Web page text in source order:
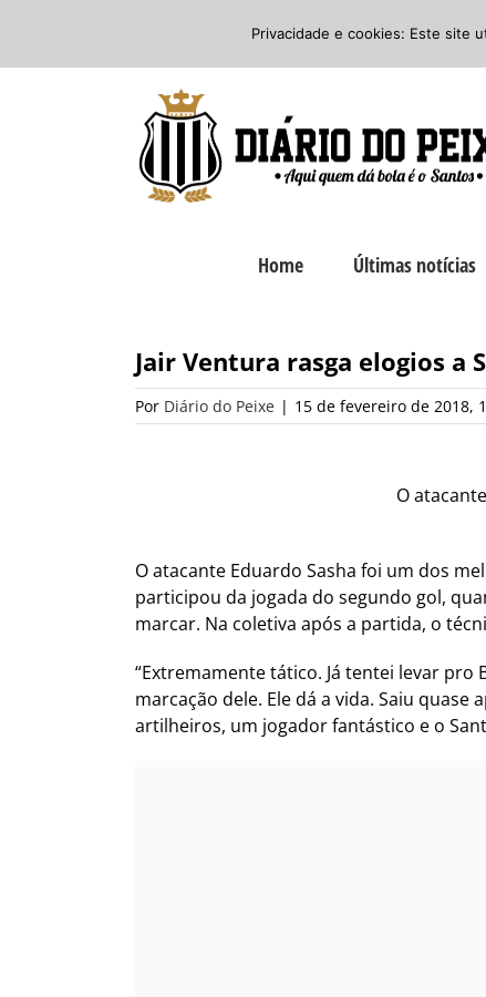
o
Facebook
Instagram
Home Últimas notícias
Jair Ventura rasga elogios a
Por Diário do Peixe | 15 de fevereiro de 2018,
O
O atacante Eduardo Sasha foi um dos
participou da jogada do segundo gol,
marcar. Na coletiva após a partida, o
“Extremamente tático. Já tentei levar
marcação dele. Ele dá a vida. Saiu
artilheiros, um jogador fantástico e o
Privacidade e cookies: Este site